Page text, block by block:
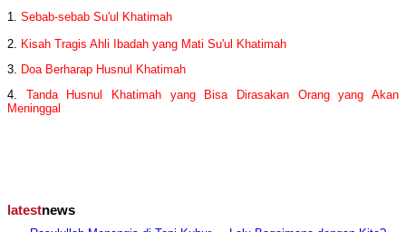
1. Sebab-sebab Su'ul Khatimah
2. Kisah Tragis Ahli Ibadah yang Mati Su'ul Khatimah
3. Doa Berharap Husnul Khatimah
4. Tanda Husnul Khatimah yang Bisa Dirasakan Orang yang Akan
Meninggal
latestnews